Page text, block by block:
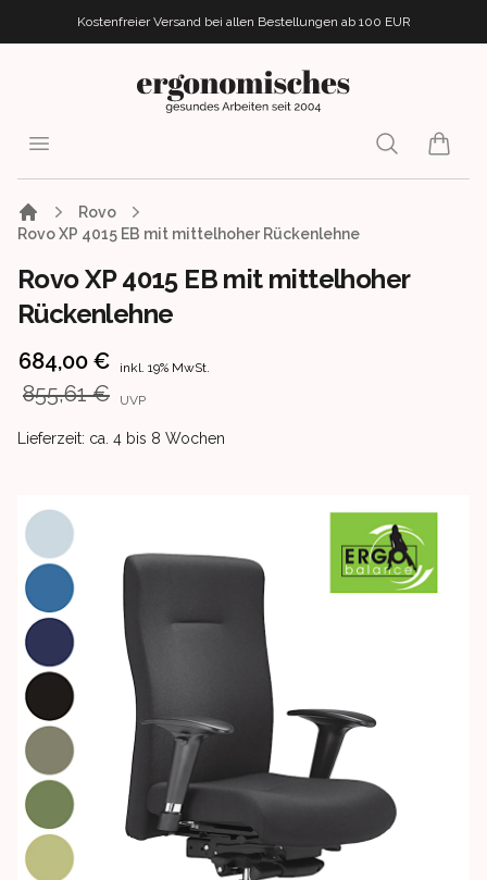
Kostenfreier Versand bei allen Bestellungen ab 100 EUR
ergonomisches.de
Open menu Search
items
Rovo
Rovo XP 4015 EB mit mittelhoher Rückenlehne
Rovo XP 4015 EB mit mittelhoher
Rückenlehne
Product information
684,00 € inkl. 19% MwSt.
855,61 € UVP
Product delivery information
Lieferzeit: ca. 4 bis 8 Wochen
Images